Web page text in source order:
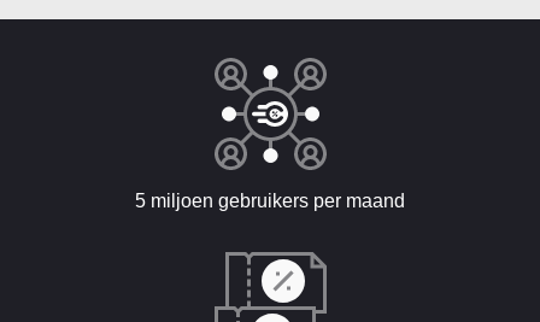
5 miljoen gebruikers per maand